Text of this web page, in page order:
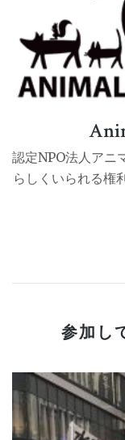
認定NPO法人アニ
らしくいられる権
参加し